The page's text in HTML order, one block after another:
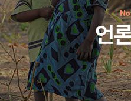
인기 키워드
#정기후원#하트플레이스
언